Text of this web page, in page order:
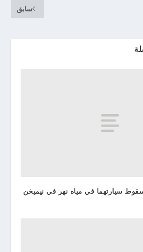
سابق
سيارتهما في مياه نهر في نيميخن